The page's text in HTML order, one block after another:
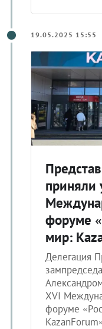
19.05.2025 15:55
приняли
форуме
мир:
Делегация
XVI
форуме